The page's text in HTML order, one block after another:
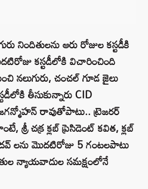
నిందితులను ఆరు రోజుల కస్టడీకి
కస్టడీలోకి విచారించింది
నలుగురు, చంచల్ గూడ జైలు
తీసుకున్నారు CID
రావుతోపాటు.. ట్రెజరర్
శ్రీ చక్ర క్లబ్ ప్రెసిడెంట్ కవిత, క్లబ్
లను మొదటిరోజు 5 గంటలపాటు
న్యాయవాదుల సమక్షంలోనే